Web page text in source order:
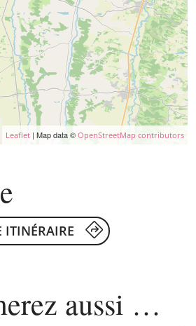
Leaflet | Map data © OpenStreetMap contributors
ITINÉRAIRE
aussi …